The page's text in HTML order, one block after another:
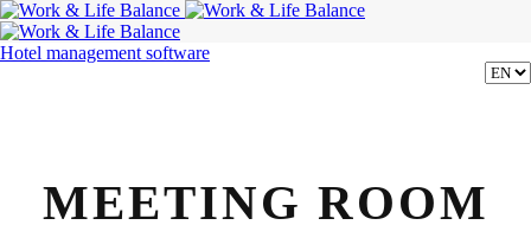
Hotel management software
MEETING ROOM